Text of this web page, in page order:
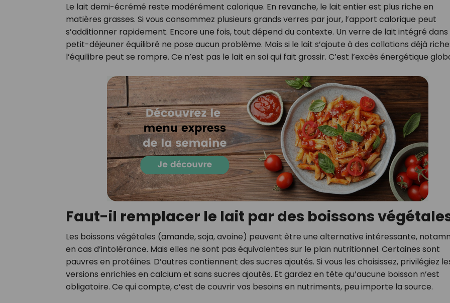
Le lait demi-écrémé reste modérément calorique. En revanche, le lait entier est plus riche en
matières grasses. Si vous consommez plusieurs grands verres par jour, l’apport calorique peut
s’additionner rapidement. Encore une fois, tout dépend du contexte. Un verre de lait intégré dans
petit-déjeuner équilibré ne pose aucun problème. Mais si le lait s’ajoute à des collations déjà
l’équilibre peut se rompre. Ce n’est pas le lait en soi qui fait grossir. C’est l’excès énergétique
Faut-il remplacer le lait par des boissons
Les boissons végétales (amande, soja, avoine) peuvent être une alternative intéressante,
en cas d’intolérance. Mais elles ne sont pas équivalentes sur le plan nutritionnel. Certaines sont
pauvres en protéines. D’autres contiennent des sucres ajoutés. Si vous les choisissez, privilégiez
versions enrichies en calcium et sans sucres ajoutés. Et gardez en tête qu’aucune boisson n’est
obligatoire. Ce qui compte, c’est de couvrir vos besoins en nutriments, peu importe la source.